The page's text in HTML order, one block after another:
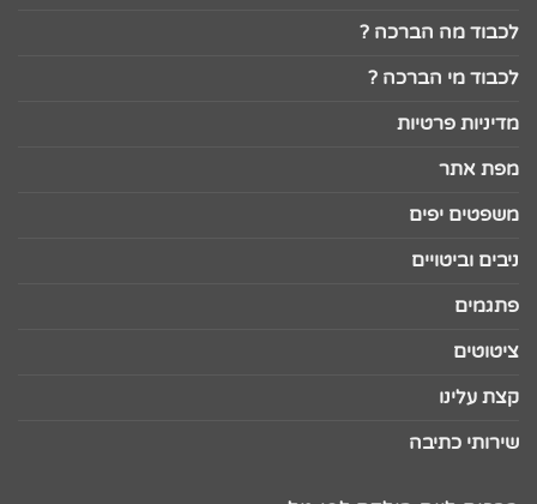
לכבוד מה הברכה ?
לכבוד מי הברכה ?
מדיניות פרטיות
מפת אתר
משפטים יפים
ניבים וביטויים
פתגמים
ציטוטים
קצת עלינו
שירותי כתיבה